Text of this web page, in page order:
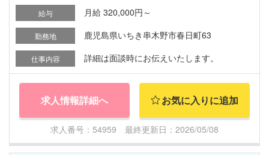
給与 月給 320,000円～
勤務地 鹿児島県いちき串木野市春日町63
仕事内容 詳細は面談時にお伝えいたします。
求人情報詳細へ お気に入りに追加
求人番号：54959 最終更新日：2026/05/08